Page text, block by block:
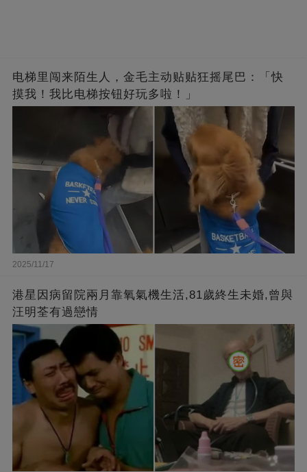
电梯里闯来陌生人，金毛主动贴贴狂摇尾巴：「快
摸我！我比电梯按钮好玩多啦！」
2025/11/17
港星因病留院兩月靠氧氣機生活,81歲終生未婚,曾與
汪明荃有過戀情